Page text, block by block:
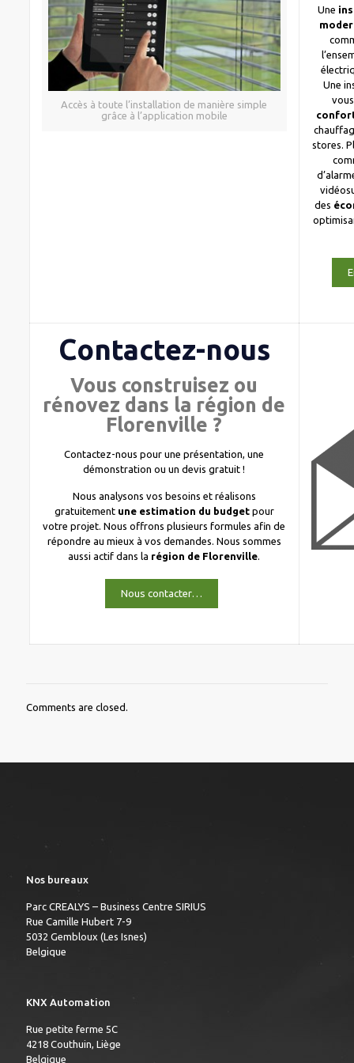
Accès à toute l’installation de manière simple
grâce à l’application mobile
Une
Une
stores.
des
Contactez-nous
Vous construisez ou
rénovez dans la région de
Florenville ?
Contactez-nous pour une présentation, une
démonstration ou un devis gratuit !
Nous analysons vos besoins et réalisons
gratuitement une estimation du budgetpour
votre projet. Nous offrons plusieurs formules afin de
répondre au mieux à vos demandes. Nous sommes
aussi actif dans la région de Florenville.
Nous contacter…
Comments are closed.
Nos bureaux
Parc CREALYS – Business Centre SIRIUS
Rue Camille Hubert 7-9
5032 Gembloux (Les Isnes)
Belgique
KNX Automation
Rue petite ferme 5C
4218 Couthuin, Liège
Belgique